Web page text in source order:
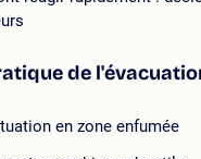
de
en zone enfumée